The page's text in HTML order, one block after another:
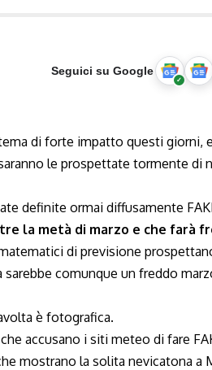
Seguici su Google
di forte impatto questi giorni,
le prospettate tormente di
definite ormai diffusamente
la metà di marzo e che farà
di previsione
comunque un freddo
è fotografica.
accusano i siti meteo di fare
mostrano la solita nevicatona a